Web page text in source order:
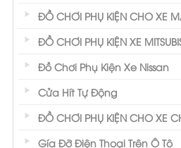
ĐỒ CHƠI PHỤ KIỆN CHO XE
ĐỒ CHƠI PHỤ KIỆN XE
Đồ Chơi Phụ Kiện Xe Nissan
Cửa Hít Tự Động
ĐỒ CHƠI PHỤ KIỆN CHO XE
Gía Đỡ Điện Thoại Trên Ô Tô